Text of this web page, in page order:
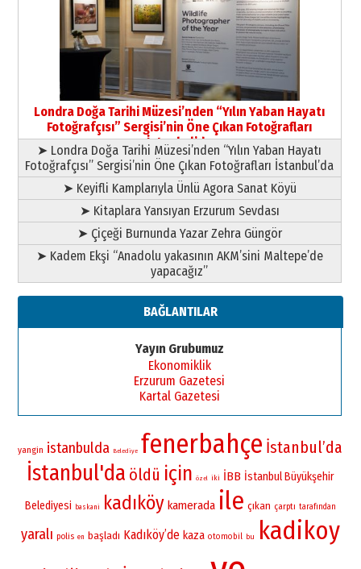
Yıldırım Gündoğdu
HAVVA’NIN ÜÇ KIZI
09 Temmuz 2026 Perşembe
Yusuf POLAT
Şampiyonluk Sebahattin Şirin’e
yazar
11 Mayıs 2026 Pazartesi
Londra Doğa Tarihi Müzesi’nden “Yılın Yaban Hayatı
Fotoğrafçısı” Sergisi’nin Öne Çıkan Fotoğrafları
İstanbul’da
➤ Londra Doğa Tarihi Müzesi’nden “Yılın Yaban Hayatı
Fotoğrafçısı” Sergisi’nin Öne Çıkan Fotoğrafları İstanbul’da
➤ Keyifli Kamplarıyla Ünlü Agora Sanat Köyü
➤ Kitaplara Yansıyan Erzurum Sevdası
➤ Çiçeği Burnunda Yazar Zehra Güngör
➤ Kadem Ekşi “Anadolu yakasının AKM’sini Maltepe’de
yapacağız”
BAĞLANTILAR
Yayın Grubumuz
Ekonomiklik
Erzurum Gazetesi
Kartal Gazetesi
yangin istanbulda Belediye fenerbahçe İstanbul’da
İstanbul'da öldü için özel iki İBB İstanbul Büyükşehir
Belediyesi baskani kadıköy kamerada ile çıkan çarptı tarafından
yaralı polis en başladı Kadıköy’de kaza otomobil bu kadikoy